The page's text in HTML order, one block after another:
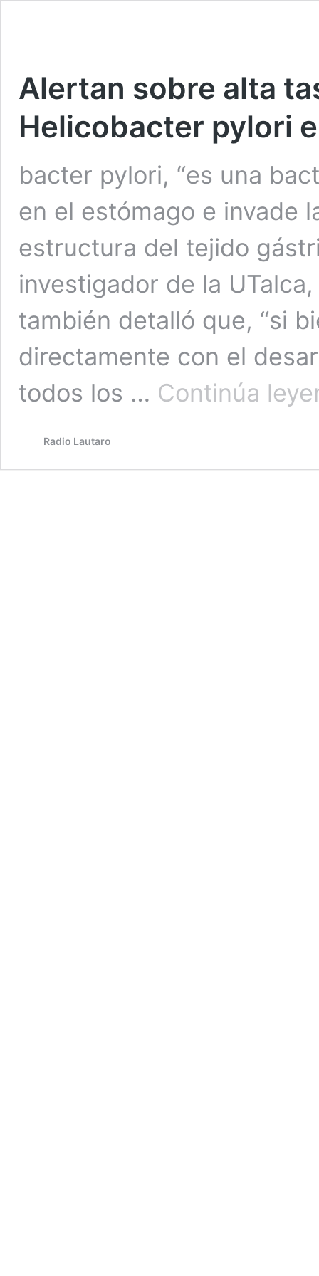
Alertan sobre alta
Helicobacter pylori
bacter pylori, “es una
en el estómago e invade
estructura del tejido
investigador de la
también detalló que, “si
directamente con el
todos los … Continúa
Radio Lautaro